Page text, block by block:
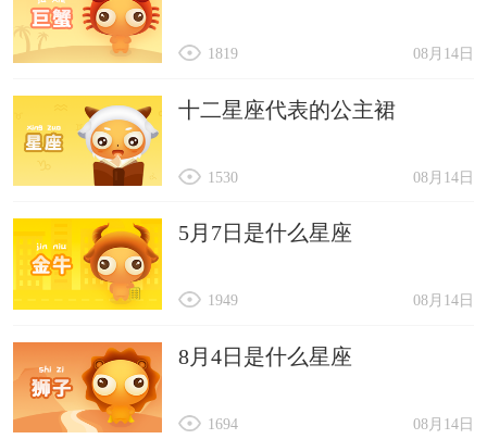
08月14日
1819
十二星座代表的公主裙
08月14日
1530
5月7日是什么星座
08月14日
1949
8月4日是什么星座
08月14日
1694